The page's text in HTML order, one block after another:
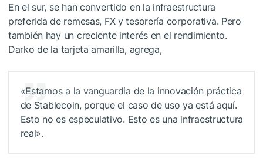
En el sur, se han convertido en la infraestructura
preferida de remesas, FX y tesorería corporativa. Pero
también hay un creciente interés en el rendimiento.
Darko de la tarjeta amarilla, agrega,
«Estamos a la vanguardia de la innovación práctica
de Stablecoin, porque el caso de uso ya está aquí.
Esto no es especulativo. Esto es una infraestructura
real».